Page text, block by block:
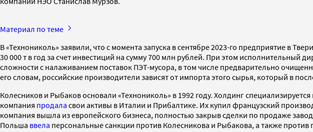
Материал по теме
В «Технониколь» заявили, что с момента запуска в сентябре 2023-го предприятие в
30 000 т в год за счет инвестиций на сумму 700 млн рублей. При этом исполнительный
сложности с налаживанием поставок ПЭТ-мусора, в том числе предварительно
его словам, российские производители зависят от импорта этого сырья, который в
Колесников и Рыбаков основали «Технониколь» в 1992 году. Холдинг
компания продала свои активы в Италии и Прибалтике. Их купил французский
компания вышла из европейского бизнеса, полностью закрыв сделки по продаже
Польша ввела персональные санкции против Колесникова и Рыбакова, а также против